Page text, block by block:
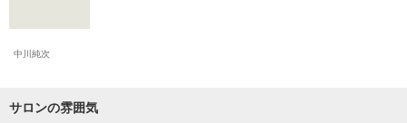
中川純次
サロンの雰囲気